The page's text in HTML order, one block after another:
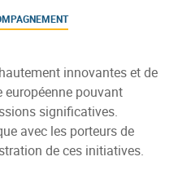
innovantes et de
européenne pouvant
significatives.
avec les porteurs de
de ces initiatives.